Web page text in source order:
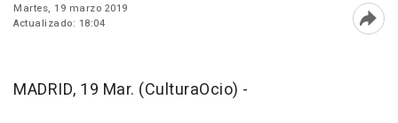
Martes, 19 marzo 2019
Actualizado: 18:04
MADRID, 19 Mar. (CulturaOcio) -